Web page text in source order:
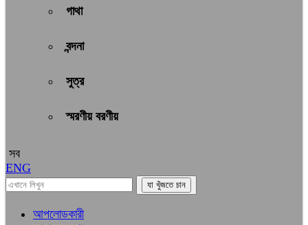
গাথা
বন্দনা
সুত্র
স্মরণীয় বরণীয়
সব
ENG
আপলোডকারী